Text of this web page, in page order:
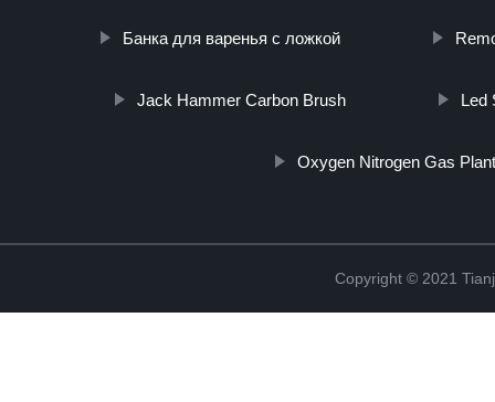
Банка для варенья с ложкой
Jack Hammer Carbon Brush Led
Oxygen Nitrogen Gas
Copyright © 2021